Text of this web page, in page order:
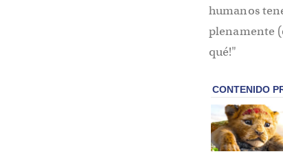
humanos
plenamente
qué!"